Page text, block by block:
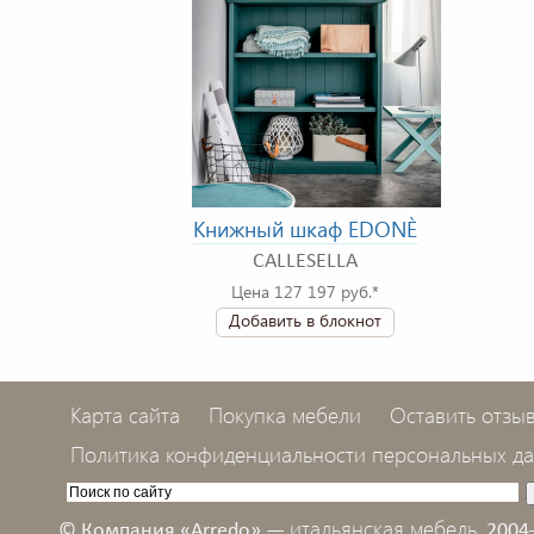
Книжный шкаф EDONÈ
CALLESELLA
Цена 127 197 руб.*
Добавить в блокнот
Карта сайта Покупка мебели
Оставить отзыв
Политика конфиденциальности персональных